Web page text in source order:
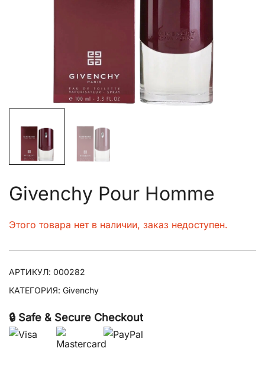
Givenchy Pour Homme
Этого товара нет в наличии, заказ недоступен.
АРТИКУЛ: 000282
КАТЕГОРИЯ: Givenchy
🔒 Safe & Secure Checkout